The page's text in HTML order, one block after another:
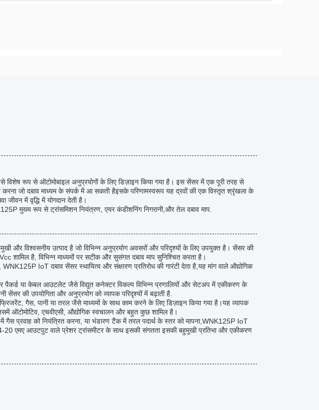
रूप से ऑटोमोबाइल अनुप्रयोगों के लिए डिज़ाइन किया गया है। इस सेंसर में एक पूरी तरह से
जो दबाव माध्यम के संपर्क में आ सकती हैइसके परिणामस्वरूप यह द्रवों की एक विस्तृत श्रृंखला के
में वृद्धि में योगदान देती है।
मुख्य रूप से ट्रांसमिशन नियंत्रण, एयर कंडीशनिंग निगरानी,और तेल दबाव माप.
और विश्वसनीय उत्पाद है जो विभिन्न अनुप्रयोग अवसरों और परिदृश्यों के लिए उपयुक्त है। सेंसर की
है, विभिन्न माध्यमों पर सटीक और सुसंगत दबाव माप सुनिश्चित करता है।
IoT दबाव सेंसर स्थायित्व और संक्षारण प्रतिरोध की गारंटी देता है,यह मांग वाले औद्योगिक
या केबल आउटलेट जैसे विद्युत कनेक्टर विकल्प विभिन्न प्रणालियों और सेटअप में एकीकरण के
की उपयोगिता और अनुप्रयोग को व्यापक परिदृश्यों में बढ़ाती है.
गैस, पानी या तरल जैसे माध्यमों के साथ काम करने के लिए डिज़ाइन किया गया है।यह व्यापक
ऑटोमोटिव, एचवीएसी, औद्योगिक स्वचालन और बहुत कुछ शामिल है।
में गैस प्रवाह को नियंत्रित करना, या भंडारण टैंक में तरल पदार्थ के स्तर को मापना,WNK125P IoT
20 एमए आउटपुट वाले प्रेशर ट्रांसमीटर के साथ इसकी संगतता इसकी बहुमुखी प्रतिभा और एकीकरण